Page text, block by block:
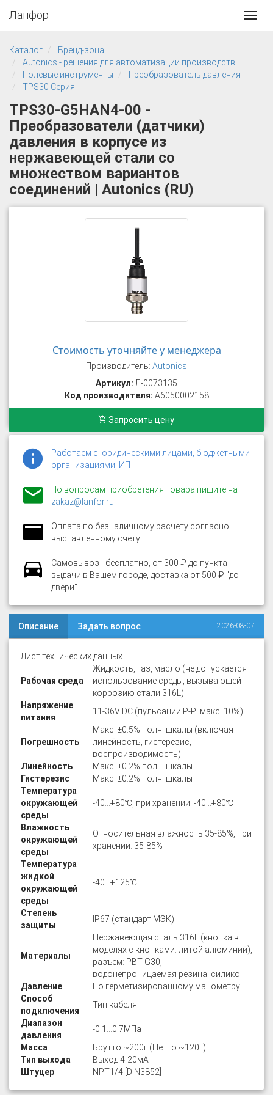
Ланфор
Каталог
Бренд-зона
Autonics - решения для автоматизации производств
Полевые инструменты
Преобразователь давления
TPS30 Серия
TPS30-G5HAN4-00 -
Преобразователи (датчики)
давления в корпусе из
нержавеющей стали со
множеством вариантов
соединений | Autonics (RU)
Стоимость уточняйте у менеджера
Производитель: Autonics
Артикул: Л-0073135
Код производителя: A6050002158
Запросить цену
Работаем с юридическими лицами, бюджетными
организациями, ИП
По вопросам приобретения товара пишите на
zakaz@lanfor.ru
Оплата по безналичному расчету согласно
выставленному счету
Самовывоз - бесплатно, от 300 ₽ до пункта
выдачи в Вашем городе, доставка от 500 ₽ "до
двери"
Описание Задать вопрос 2026-08-07
Лист технических данных
Рабочая среда
Жидкость, газ, масло (не допускается
использование среды, вызывающей
коррозию стали 316L)
Напряжение
питания
11-36V DC (пульсации P-P: макс. 10%)
Погрешность
Макс. ±0.5% полн. шкалы (включая
линейность, гистерезис,
воспроизводимость)
Линейность
Макс. ±0.2% полн. шкалы
Гистерезис
Макс. ±0.2% полн. шкалы
Температура
окружающей
среды
-40…+80℃, при хранении: -40…+80℃
Влажность
окружающей
среды
Относительная влажность 35-85%, при
хранении: 35-85%
Температура
жидкой
окружающей
среды
-40…+125℃
Степень
защиты
IP67 (стандарт МЭК)
Материалы
Нержавеющая сталь 316L (кнопка в
моделях с кнопками: литой алюминий),
разъем: PBT G30,
водонепроницаемая резина: силикон
Давление
По герметизированному манометру
Способ
подключения
Тип кабеля
Диапазон
давления
-0.1…0.7МПа
Масса
Брутто ~200г (Нетто ~120г)
Тип выхода
Выход 4-20мА
Штуцер
NPT1/4 [DIN3852]